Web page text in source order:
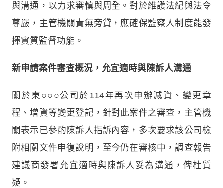
與溝通，以力求審慎與周全。對於維護法紀與法令
尊嚴，主管機關責無旁貸，應確保監察人制度能發
揮實質監督功能。
新申請案件審查概況，允宜適時與陳訴人溝通
關於東○○○公司於114年再次申辦減資、變更章
程、增資等變更登記，針對此案件之審查，主管機
關表示已參酌陳訴人指訴內容，多次要求該公司檢
附相關文件申復說明，至今仍在審核中，調查報告
建議商發署允宜適時與陳訴人妥為溝通，俾杜質
疑。